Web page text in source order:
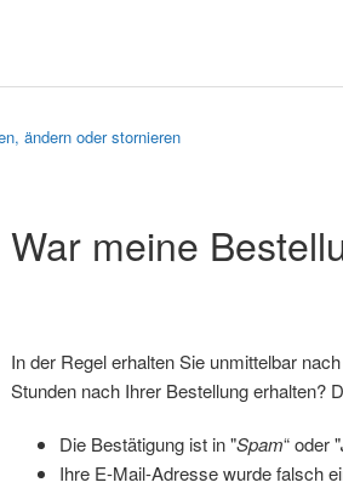
ändern oder stornieren
War meine
In der Regel erhalten Sie unmittelbar
Stunden nach Ihrer Bestellung erhalten?
Die Bestätigung ist in "Spam“ oder "
Ihre E-Mail-Adresse wurde falsch